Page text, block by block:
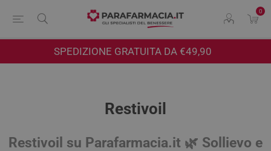
0
SPEDIZIONE GRATUITA DA €49,90
Restivoil
Restivoil su Parafarmacia.it 🌿 Sollievo e